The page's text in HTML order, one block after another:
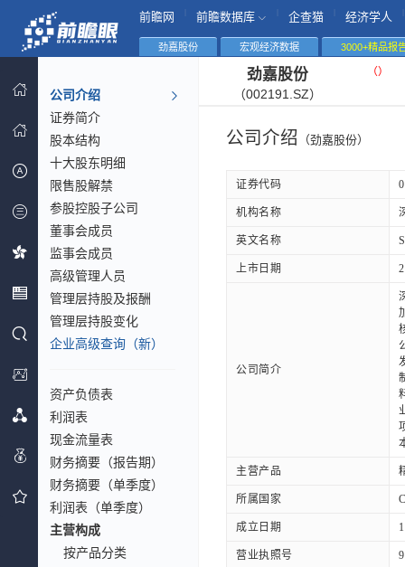
前瞻网 前瞻数据库 企查猫 经济学人
劲嘉股份 宏观经济数据 3000+精品报
公司介绍
证券简介
股本结构
十大股东明细
限售股解禁
参股控股子公司
董事会成员
监事会成员
高级管理人员
管理层持股及报酬
管理层持股变化
企业高级查询（新）
资产负债表
利润表
现金流量表
财务摘要（报告期）
财务摘要（单季度）
利润表（单季度）
主营构成
按产品分类
劲嘉股份
（002191.SZ）
（）
公司介绍 （劲嘉股份）
证券代码
机构名称
英文名称
上市日期
公司简介
主营产品
所属国家
成立日期
营业执照号